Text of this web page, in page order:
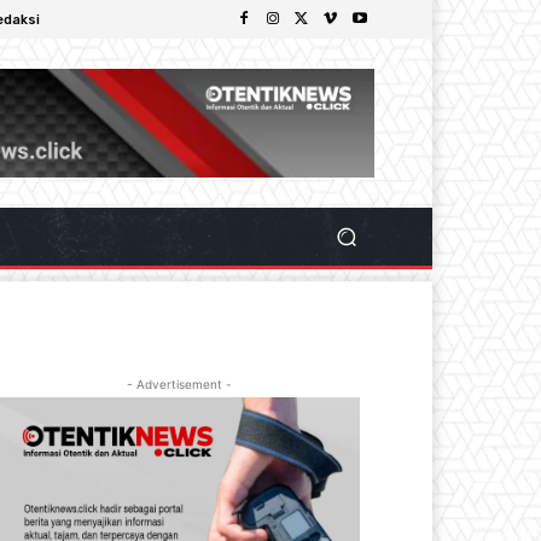
- Advertisement -